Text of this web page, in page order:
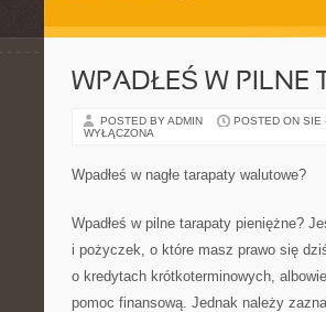
WPADŁEŚ W PILNE
POSTED BY ADMIN POSTED ON SIE
WYŁĄCZONA
Wpadłeś w nagłe tarapaty walutowe?
Wpadłeś w pilne tarapaty pieniężne?
i pożyczek, o które masz prawo się
o kredytach krótkoterminowych,
pomoc finansową. Jednak należy